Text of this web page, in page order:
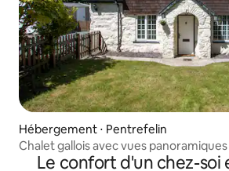
Hébergement ⋅ Pentrefelin
Chalet gallois avec vues panoramiques
Le confort d'un chez-soi